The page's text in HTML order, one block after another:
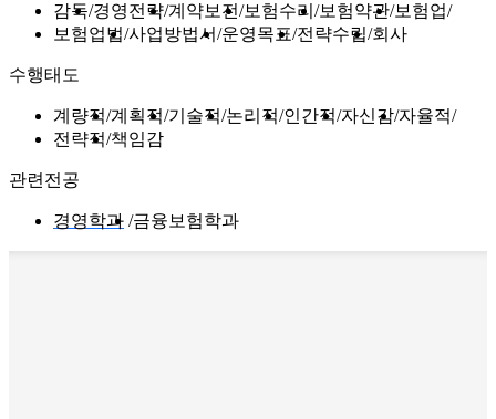
감독 경영전략 계약보전 보험수리 보험약관 보험업
보험업법 사업방법서 운영목표 전략수립 회사
수행태도
계량적 계획적 기술적 논리적 인간적 자신감 자율적
전략적 책임감
관련전공
경영학과 금융보험학과